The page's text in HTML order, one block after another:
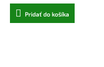
Pridať do košíka